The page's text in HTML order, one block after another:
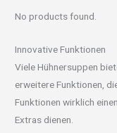
No products found.
Innovative Funktionen
Viele Hühnersuppen
erweitere Funktionen,
Funktionen wirklich
Extras dienen.